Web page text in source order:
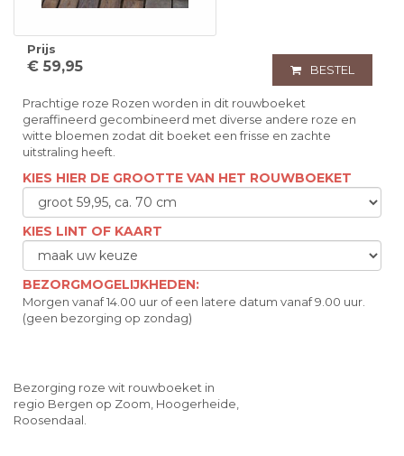
Prijs
€ 59,95 BESTEL
Prachtige roze Rozen worden in dit rouwboeket
geraffineerd gecombineerd met diverse andere roze en
witte bloemen zodat dit boeket een frisse en zachte
uitstraling heeft.
KIES HIER DE GROOTTE VAN HET ROUWBOEKET
KIES LINT OF KAART
BEZORGMOGELIJKHEDEN:
Morgen vanaf 14.00 uur of een latere datum vanaf 9.00 uur.
(geen bezorging op zondag)
Bezorging roze wit rouwboeket in
regio Bergen op Zoom, Hoogerheide,
Roosendaal.